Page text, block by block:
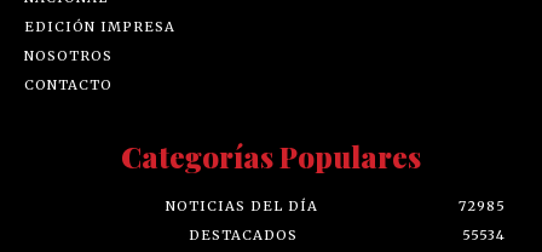
EDICIÓN IMPRESA
NOSOTROS
CONTACTO
Categorías Populares
NOTICIAS DEL DÍA
72985
DESTACADOS
55534